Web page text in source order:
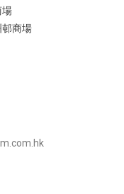
場
商場